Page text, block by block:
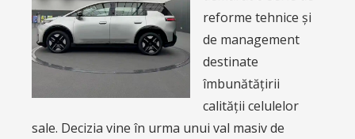
reforme tehnice și
de management
destinate
îmbunătățirii
calității celulelor
sale. Decizia vine în urma unui val masiv de